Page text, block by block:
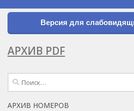
Версия для
АРХИВ PDF
Найти:
АРХИВ НОМЕРОВ